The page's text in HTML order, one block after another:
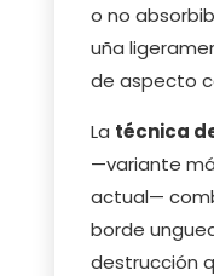
o no
uña
de aspecto
La técnica
—variante
actual—
borde
destrucción